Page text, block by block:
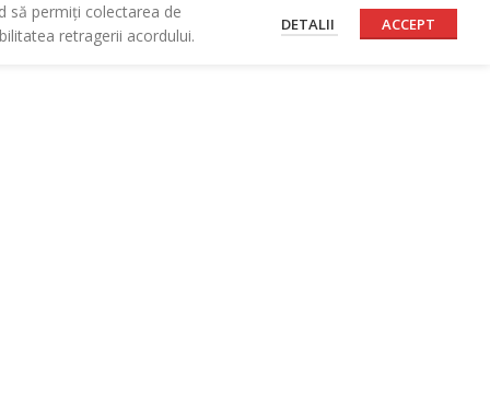
să permiți colectarea de
retragerii acordului.
DETALII ACCEPT